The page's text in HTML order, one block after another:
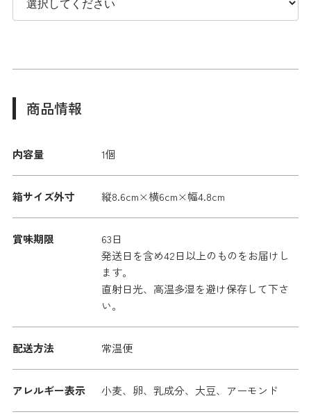
商品情報
内容量 1個
箱サイズ外寸 縦8.6cm×横6cm×幅4.8cm
賞味期限
63日
発送日を含め42日以上のものをお届けし
ます。
直射日光、高温多湿を避け保存して下さ
い。
配送方法 常温便
アレルギー表示 小麦、卵、乳成分、大豆、アーモンド